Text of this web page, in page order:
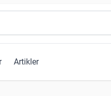
Artikler